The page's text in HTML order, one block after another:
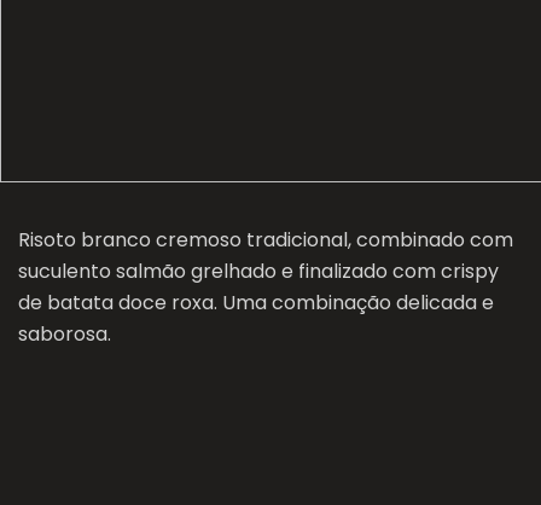
Risoto branco cremoso tradicional, combinado com
suculento salmão grelhado e finalizado com crispy
de batata doce roxa. Uma combinação delicada e
saborosa.